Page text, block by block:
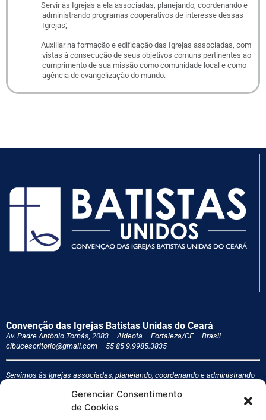
Gerenciar Consentimento
de Cookies
·
Servir às Igrejas a ela associadas, planejando, coordenando e
administrando programas cooperativos de interesse dessas
Igrejas;
·
Auxiliar na formação e edificação das Igrejas associadas, com
vistas à consecução de seus objetivos comuns pertinentes ao
cumprimento de sua missão como comunidade local e como
agência de evangelização do mundo.
Convenção das Igrejas Batistas Unidas do Ceará
Av. Padre Antônio Tomás, 2083 – Aldeota – Fortaleza/CE – Brasil
cibucescritorio@gmail.com – 55 85 9.9985.3835
Servimos às Igrejas associadas, planejando, coordenando e administrando
formação e edificação, com vistas à consecução de seus objetivos comuns
pertinentes ao cumprimento de sua missão como comunidade local e como